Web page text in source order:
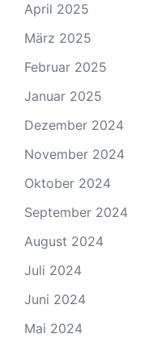
April 2025
März 2025
Februar 2025
Januar 2025
Dezember 2024
November 2024
Oktober 2024
September 2024
August 2024
Juli 2024
Juni 2024
Mai 2024